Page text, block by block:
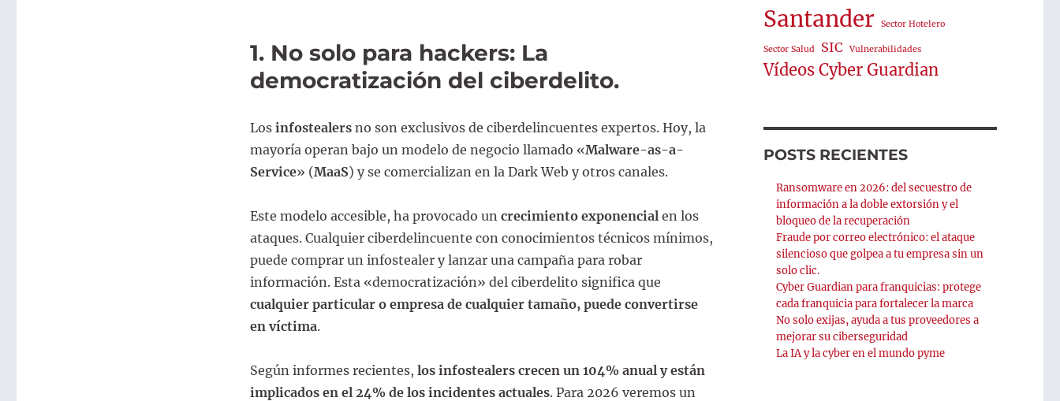
1. No solo para hackers: La
democratización del ciberdelito.
Los infostealersno son exclusivos de ciberdelincuentes expertos. Hoy, la
mayoría operan bajo un modelo de negocio llamado «Malware-as-a-
Service» (MaaS) y se comercializan en la Dark Web y otros canales.
Este modelo accesible, ha provocado un crecimiento exponencial en los
ataques. Cualquier ciberdelincuente con conocimientos técnicos mínimos,
puede comprar un infostealer y lanzar una campaña para robar
información. Esta «democratización» del ciberdelito significa que
cualquier particular o empresa de cualquier tamaño, puede convertirse
en víctima.
Según informes recientes, los infostealers crecen un 104% anual y están
implicados en el 24% de los incidentes actuales. Para 2026 veremos un
Santander Sector Hotelero
Sector Salud SIC Vulnerabilidades
Vídeos Cyber Guardian
POSTS RECIENTES
Ransomware en 2026: del secuestro de
información a la doble extorsión y el
bloqueo de la recuperación
Fraude por correo electrónico: el ataque
silencioso que golpea a tu empresa sin un
solo clic.
Cyber Guardian para franquicias: protege
cada franquicia para fortalecer la marca
No solo exijas, ayuda a tus proveedores a
mejorar su ciberseguridad
La IA y la cyber en el mundo pyme